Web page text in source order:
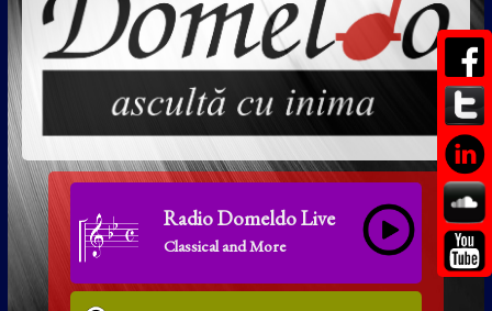
Radio Domeldo Live
Classical and More